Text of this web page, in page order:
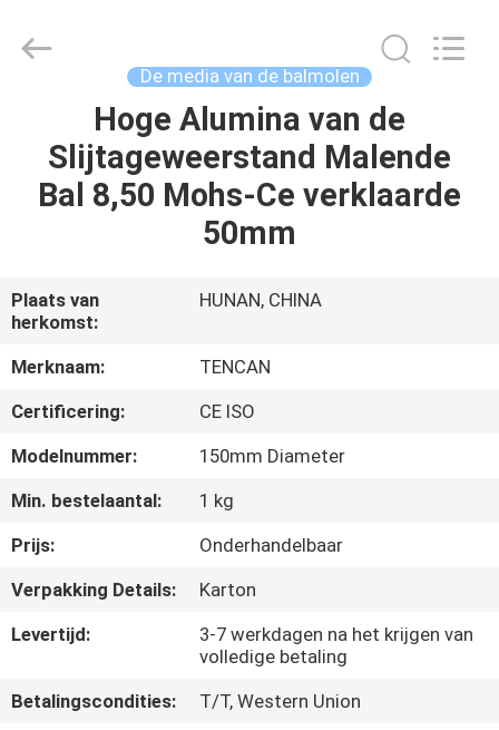
PRODUCTEN
ONS
FABRIEKSREIS
KWALITEITSCONTROLE
CONTACTEER
ONS
NIEUWS
BLOG
Powder
Technology
De media van de balmolen
Hoge Alumina van de
Slijtageweerstand Malende
Bal 8,50 Mohs-Ce verklaarde
50mm
Plaats van
herkomst:
HUNAN, CHINA
Merknaam:
TENCAN
Certificering:
CE ISO
Modelnummer:
150mm Diameter
Min. bestelaantal:
1 kg
Prijs:
Onderhandelbaar
Verpakking Details:
Karton
Levertijd:
3-7 werkdagen na het krijgen van
volledige betaling
Betalingscondities:
T/T, Western Union